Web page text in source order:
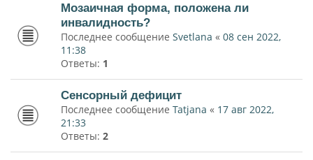
Мозаичная форма, положена ли
инвалидность?
Последнее сообщение Svetlana « 08 сен 2022,
11:38
Ответы: 1
Сенсорный дефицит
Последнее сообщение Tatjana « 17 авг 2022,
21:33
Ответы: 2